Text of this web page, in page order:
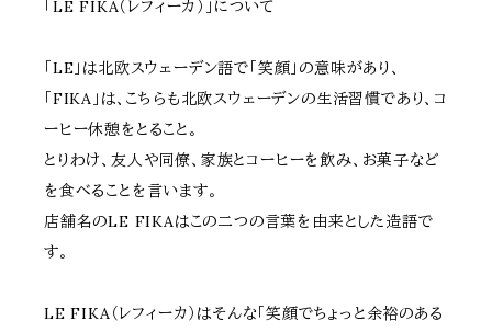
「LE FIKA（レフィーカ）」について
「LE」は北欧スウェーデン語で「笑顔」の意味があり、
「FIKA」は、こちらも北欧スウェーデンの生活習慣であり、コ
ーヒー休憩をとること。
とりわけ、友人や同僚、家族とコーヒーを飲み、お菓子など
を食べることを言います。
店舗名のLE FIKAはこの二つの言葉を由来とした造語で
す。
LE FIKA（レフィーカ）はそんな「笑顔でちょっと余裕のある